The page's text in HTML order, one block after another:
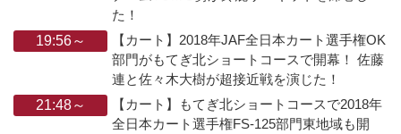
た！
19:56～
【カート】2018年JAF全日本カート選手権OK
部門がもてぎ北ショートコースで開幕！ 佐藤
連と佐々木大樹が超接近戦を演じた！
21:48～
【カート】もてぎ北ショートコースで2018年
全日本カート選手権FS-125部門東地域も開